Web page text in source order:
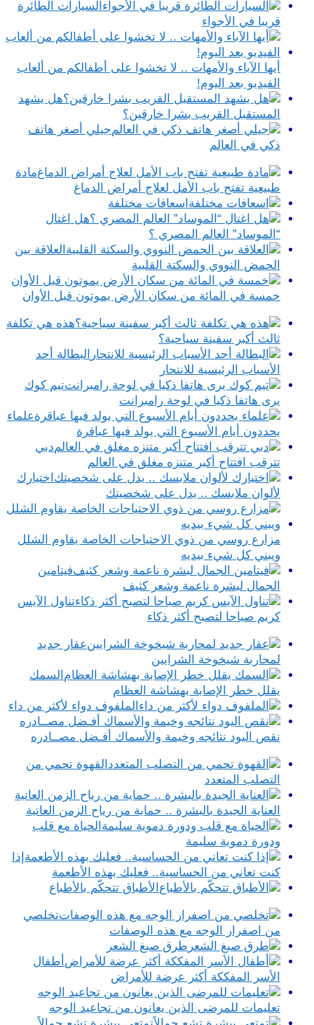
السيارات الطائرة
قريبا في الأجواء
أيها الآباء والأمهات .. لا تخشوا على أطفالكم من ألعاب
الفيديو بعد اليوم!
هل يشهد
المستقبل القريب بشرا خارقين؟
جيلي أصغر هاتف
ذكي في العالم
مادة
طبيعية تفتح باب الأمل لعلاج أمراض الدماغ
اسعافات مختلفة
هل اغتال
“الموساد” العالم المصري ؟
العلاقة بين
الحمض النووي والسكتة القلبية
خمسة في المائة من سكان الأرض يموتون قبل الأوان
هذه هي تكلفة
ثالث أكبر سفينة سياحية؟
البطالة أحد
الأسباب الرئيسية للانتحار
تيم كوك
يرى هاتفا ذكيا في لوحة رامبرانت
علماء
يحددون أيام الأسبوع التي يولد فيها عباقرة
دبي
تترقب افتتاح أكبر متنزه مغلق في العالم
اختيارك
لألوان ملابسك .. يدل على شخصيتك
مزارع روسي من ذوي الاحتياجات الخاصة يقاوم الشلل
ويبني كل شيء بيديه
فيتامين
الجمال لبشرة ناعمة وشعر كثيف
تناول الآيس
كريم صباحا لتصبح أكثر ذكاء
عقار جديد
لمحاربة شيخوخة الشرايين
السمك
يقلل خطر الإصابة بهشاشة العظام
الملفوف دواء لأكثر من داء
نقص اليود نتائجه وخيمة والأسماك أفـضل مصــادره
القهوة تحمي من
التصلب المتعدد
العناية الجيدة بالبشرة .. حماية من رياح الزمن العاتية
الحياة مع قلب
ودورة دموية سليمة
إذا
كنت تعاني من الحساسية.. فعليك بهذه الأطعمة
الأطباق تتحكّم بالأطباع
تخلصي
من اصفرار الوجه مع هذه الوصفات
طرق صبغ الشعر
أطفال
الأسر المفككة أكثر عرضة للأمراض
تعليمات للمرضى الذين يعانون من تجاعيد الوجه